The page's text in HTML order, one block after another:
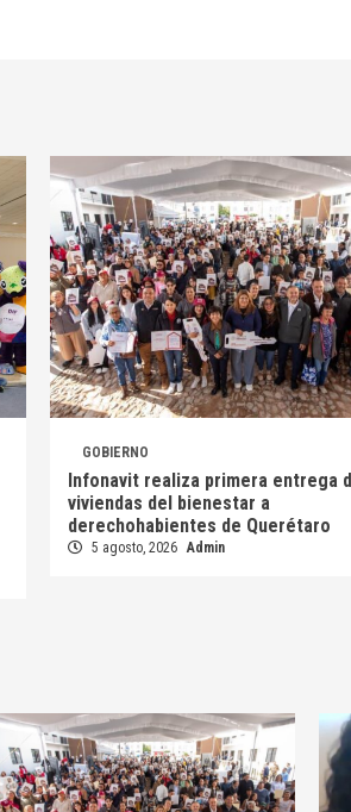
GOBIERNO
Infonavit realiza primera entrega
viviendas del bienestar a
derechohabientes de Querétaro
5 agosto, 2026 Admin